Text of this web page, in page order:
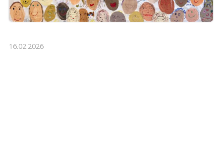
16.02.2026